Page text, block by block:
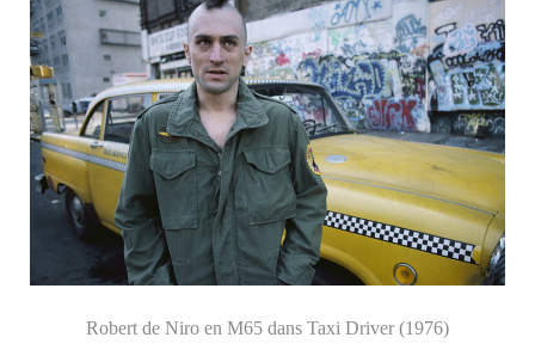
Robert de Niro en M65 dans Taxi Driver (1976)